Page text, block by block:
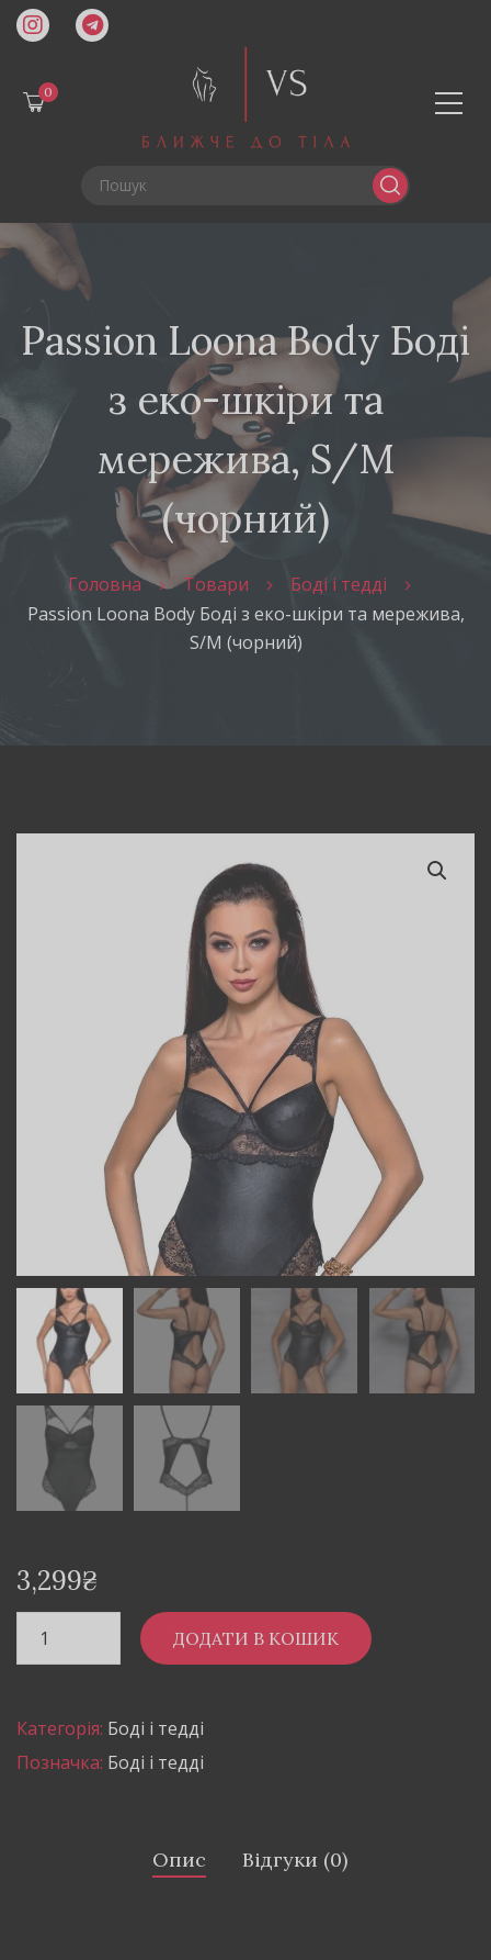
0
Passion Loona Body Боді
з еко-шкіри та
мережива, S/M
(чорний)
Головна Товари
Боді і тедді
Passion Loona Body Боді з еко-шкіри та мережива,
S/M (чорний)
3,299₴
ДОДАТИ В КОШИК
Категорія: Боді і тедді
Позначка: Боді і тедді
Опис Відгуки (0)